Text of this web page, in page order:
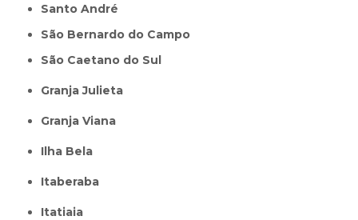
Santo André
São Bernardo do Campo
São Caetano do Sul
Granja Julieta
Granja Viana
Ilha Bela
Itaberaba
itatiaia